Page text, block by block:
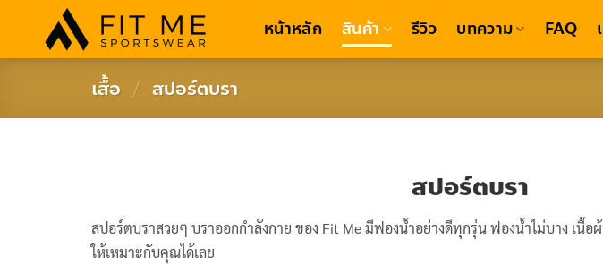
content
หน้าหลัก สินค้า รีวิว บทความ FAQ
เสื้อ / สปอร์ตบรา
สปอร์ตบรา
สปอร์ตบราสวยๆ บราออกกำลังกาย ของ Fit Meมีฟองน้ำอย่างดีทุกรุ่น ฟองน้ำไม่บาง เนื้
ให้เหมาะกับคุณได้เลย